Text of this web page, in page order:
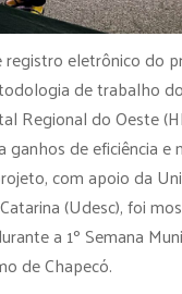
eletrônico do
de trabalho
Regional do Oeste
ganhos de eficiência e
com apoio da
(Udesc), foi
a 1º Semana
de Chapecó.